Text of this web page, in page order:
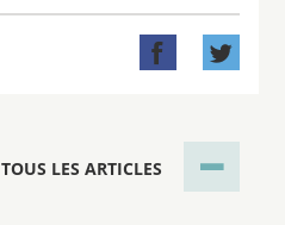
 
LES ARTICLES